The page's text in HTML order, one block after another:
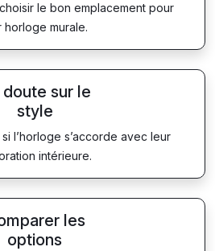
le bon emplacement pour
horloge murale.
doute sur le
style
l’horloge s’accorde avec leur
intérieure.
les
options